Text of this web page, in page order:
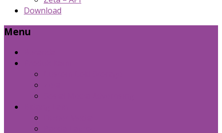
Download
Menu